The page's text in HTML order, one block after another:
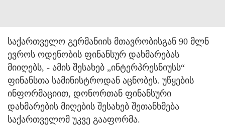
საქართველო გერმანიის მთავრობისგან 90 მლნ
ევროს ოდენობის ფინანსურ დახმარებას
მიიღებს, - ამის შესახებ „ინტერპრესნიუსს“
ფინანსთა სამინისტროდან აცნობეს. უწყების
ინფორმაციით, დონორთან ფინანსური
დახმარების მიღების შესახებ შეთანხმება
საქართველომ უკვე გააფორმა.